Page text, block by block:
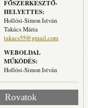
FŐSZERKESZTŐ-
HELYETTES:
Hollósi-Simon István
Takács Mária
takacs55@gmail.com
WEBOLDAL
MŰKÖDÉS:
Hollósi-Simon István
Rovatok